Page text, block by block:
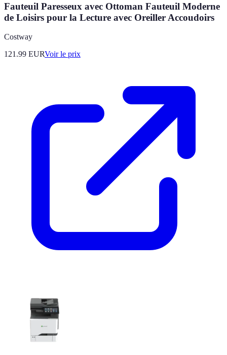
Fauteuil Paresseux avec Ottoman Fauteuil Moderne
de Loisirs pour la Lecture avec Oreiller Accoudoirs
Costway
121.99 EURVoir le prix